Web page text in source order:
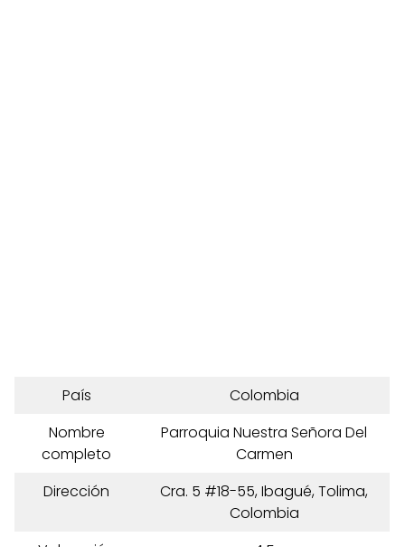
País
Colombia
Nombre
completo
Parroquia Nuestra Señora Del
Carmen
Dirección
Cra. 5 #18-55, Ibagué, Tolima,
Colombia